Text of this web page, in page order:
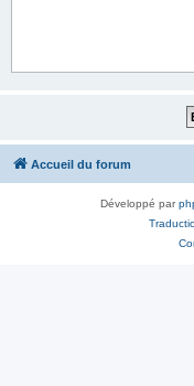
Accueil du forum
Développé par